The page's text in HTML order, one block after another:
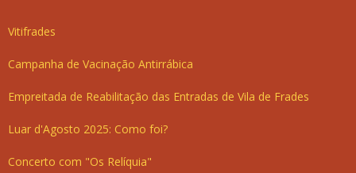
Vitifrades
Campanha de Vacinação Antirrábica
Empreitada de Reabilitação das Entradas de Vila de Frades
Luar d'Agosto 2025: Como foi?
Concerto com "Os Relíquia"